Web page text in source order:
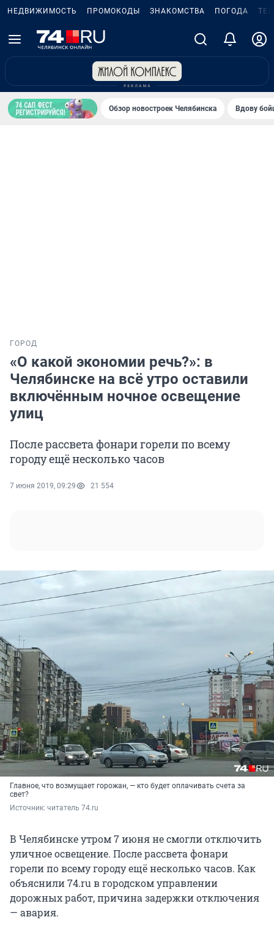
НЕДВИЖИМОСТЬ ПРОМОКОДЫ ЗНАКОМСТВА ПОГОДА
Обзор новостроек Челябинска Вдову
ГОРОД
«О какой экономии речь?»: в
Челябинске на всё утро оставили
включённым ночное освещение
улиц
После рассвета фонари горели по всему
городу ещё несколько часов
7 июня 2019, 09:29 21 554
Главное, что возмущает горожан, — кто будет оплачивать счета за
свет?
Источник: читатель 74.ru
В Челябинске утром 7 июня не смогли отключить
уличное освещение. После рассвета фонари
горели по всему городу ещё несколько часов. Как
объяснили 74.ru в городском управлении
дорожных работ, причина задержки отключения
— авария.